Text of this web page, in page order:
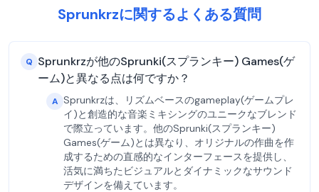
Sprunkrzに関するよくある質問
Q Sprunkrzが他のSprunki(スプランキー) Games(ゲ
ーム)と異なる点は何ですか？
A Sprunkrzは、リズムベースのgameplay(ゲームプレ
イ)と創造的な音楽ミキシングのユニークなブレンド
で際立っています。他のSprunki(スプランキー)
Games(ゲーム)とは異なり、オリジナルの作曲を作
成するための直感的なインターフェースを提供し、
活気に満ちたビジュアルとダイナミックなサウンド
デザインを備えています。